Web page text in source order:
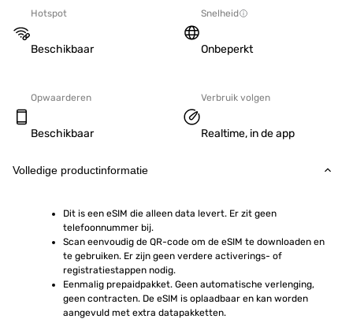
Hotspot
Beschikbaar
Snelheid
Onbeperkt
Opwaarderen
Beschikbaar
Verbruik volgen
Realtime, in de app
Volledige productinformatie
Dit is een eSIM die alleen data levert. Er zit geen
telefoonnummer bij.
Scan eenvoudig de QR-code om de eSIM te downloaden en
te gebruiken. Er zijn geen verdere activerings- of
registratiestappen nodig.
Eenmalig prepaidpakket. Geen automatische verlenging,
geen contracten. De eSIM is oplaadbaar en kan worden
aangevuld met extra datapakketten.